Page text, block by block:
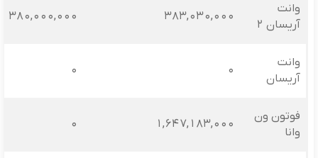
وانت
آریسان 2
383,030,000
380,000,000
وانت
آریسان
0
0
فوتون ون
وانا
1,647,183,000
0